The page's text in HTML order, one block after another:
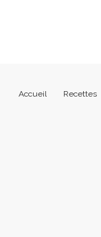
Accueil Recettes